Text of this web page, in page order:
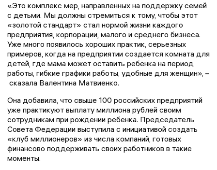
«Это комплекс мер, направленных на поддержку семей
с детьми. Мы должны стремиться к тому, чтобы этот
«золотой стандарт» стал нормой жизни каждого
предприятия, корпорации, малого и среднего бизнеса.
Уже много появилось хороших практик, серьезных
примеров, когда на предприятии создается комната для
детей, где мама может оставить ребенка на период
работы, гибкие графики работы, удобные для женщин», –
сказала Валентина Матвиенко.
Она добавила, что свыше 100 российских предприятий
уже практикуют выплату миллиона рублей своим
сотрудникам при рождении ребенка. Председатель
Совета Федерации выступила с инициативой создать
«клуб миллионеров» из числа компаний, готовых
финансово поддерживать своих работников в такие
моменты.